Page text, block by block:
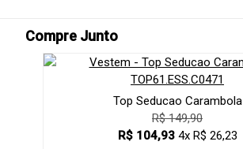
Compre Junto
Top Seducao Carambola
R$ 149,90
R$ 104,93 4x R$ 26,23